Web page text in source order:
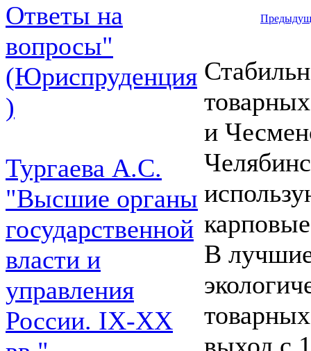
Ответы на
вопросы"
(Юриспруденция
)
Тургаева А.С.
"Высшие органы
государственной
власти и
управления
России. IХ-ХХ
и
В